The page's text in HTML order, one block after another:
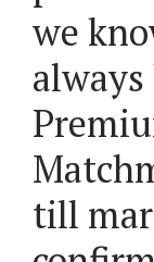
we
till